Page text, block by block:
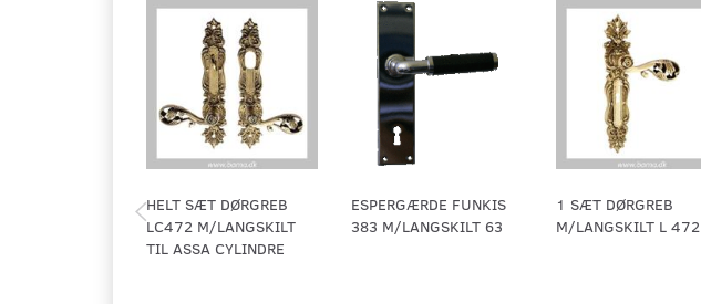
HELT SÆT DØRGREB
LC472 M/LANGSKILT
TIL ASSA CYLINDRE
ESPERGÆRDE FUNKIS
383 M/LANGSKILT 63
1 SÆT DØRGREB
M/LANGSKILT L 472